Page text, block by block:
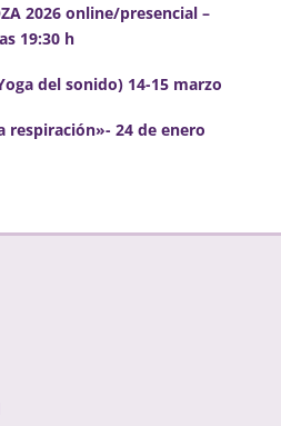
2026 online/presencial –
19:30 h
del sonido) 14-15 marzo
respiración»- 24 de enero